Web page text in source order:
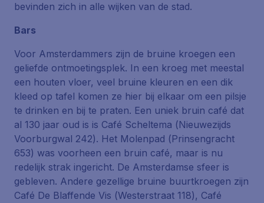
bevinden zich in alle wijken van de stad.
Bars
Voor Amsterdammers zijn de bruine kroegen een
geliefde ontmoetingsplek. In een kroeg met meestal
een houten vloer, veel bruine kleuren en een dik
kleed op tafel komen ze hier bij elkaar om een pilsje
te drinken en bij te praten. Een uniek bruin café dat
al 130 jaar oud is is Café Scheltema (Nieuwezijds
Voorburgwal 242). Het Molenpad (Prinsengracht
653) was voorheen een bruin café, maar is nu
redelijk strak ingericht. De Amsterdamse sfeer is
gebleven. Andere gezellige bruine buurtkroegen zijn
Café De Blaffende Vis (Westerstraat 118), Café